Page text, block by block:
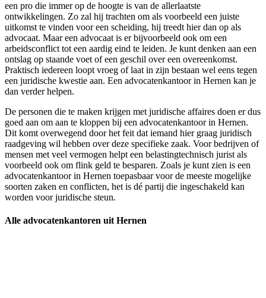
een pro die immer op de hoogte is van de allerlaatste
ontwikkelingen. Zo zal hij trachten om als voorbeeld een juiste
uitkomst te vinden voor een scheiding, hij treedt hier dan op als
advocaat. Maar een advocaat is er bijvoorbeeld ook om een
arbeidsconflict tot een aardig eind te leiden. Je kunt denken aan een
ontslag op staande voet of een geschil over een overeenkomst.
Praktisch iedereen loopt vroeg of laat in zijn bestaan wel eens tegen
een juridische kwestie aan. Een advocatenkantoor in Hernen kan je
dan verder helpen.
De personen die te maken krijgen met juridische affaires doen er dus
goed aan om aan te kloppen bij een advocatenkantoor in Hernen.
Dit komt overwegend door het feit dat iemand hier graag juridisch
raadgeving wil hebben over deze specifieke zaak. Voor bedrijven of
mensen met veel vermogen helpt een belastingtechnisch jurist als
voorbeeld ook om flink geld te besparen. Zoals je kunt zien is een
advocatenkantoor in Hernen toepasbaar voor de meeste mogelijke
soorten zaken en conflicten, het is dé partij die ingeschakeld kan
worden voor juridische steun.
Alle advocatenkantoren uit Hernen